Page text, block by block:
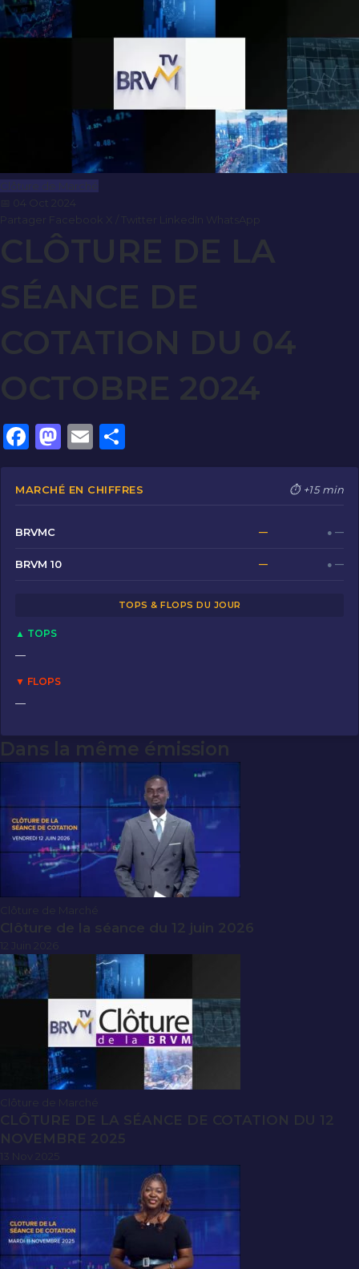
Clôture de Marché
CLÔTURE DE LA
SÉANCE DE
COTATION DU 04
OCTOBRE 2024
F
a
c
b
o
o
M
a
st
o
n
E
m
ai
ar
ta
MARCHÉ EN CHIFFRES ⏱ +15 min
BRVMC — ● —
BRVM 10 — ● —
TOPS & FLOPS DU JOUR
▲ TOPS
—
▼ FLOPS
—
Dans la même émission
Clôture de la séance du 12 juin 2026
CLÔTURE DE LA SÉANCE DE COTATION DU 12
NOVEMBRE 2025